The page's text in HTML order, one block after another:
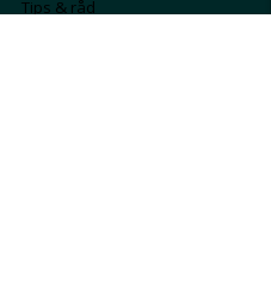
Tips & råd